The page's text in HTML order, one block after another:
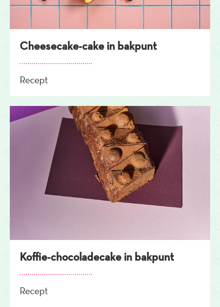
Cheesecake-cake in bakpunt
Recept
Koffie-chocoladecake in bakpunt
Recept